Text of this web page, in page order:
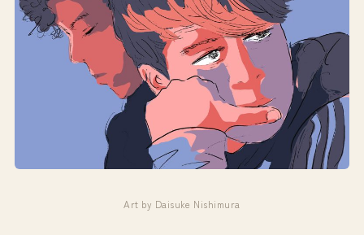
Art by Daisuke Nishimura